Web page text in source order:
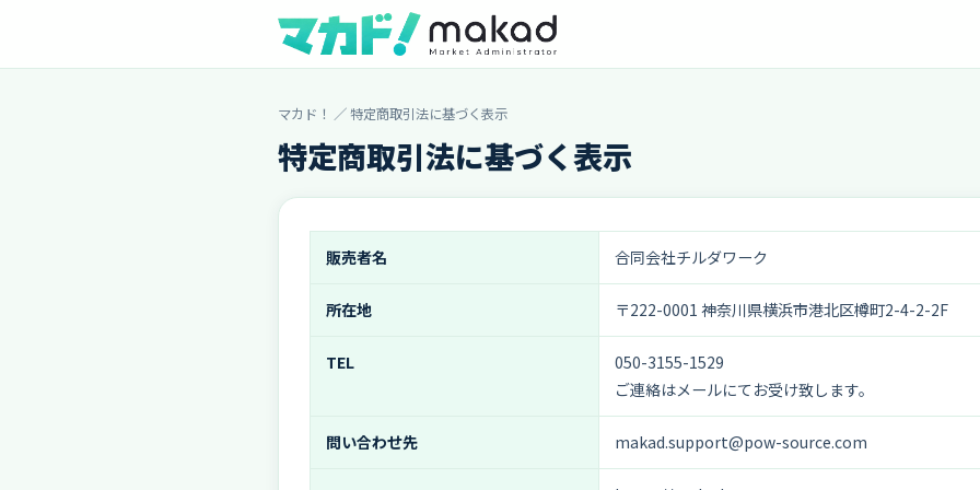
マカド！ ／ 特定商取引法に基づく表示
特定商取引法に基づく表示
販売者名 合同会社チルダワーク
所在地 〒222-0001 神奈川県横浜市港北区樽町2-4-2-2F
TEL
050-3155-1529
ご連絡はメールにてお受け致します。
問い合わせ先 makad.support@pow-source.com